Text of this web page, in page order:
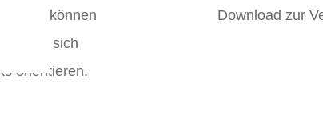
So können
sie sich
orientieren.
Download zur